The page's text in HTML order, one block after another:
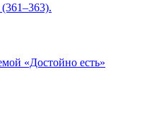
«Достойно есть»